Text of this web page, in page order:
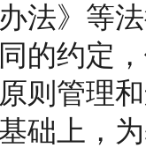
法》等
的约定
则管理
础上，